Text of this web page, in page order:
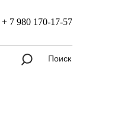
+ 7 980 170-17-57
Поиск
+ 7 980 170-17-57